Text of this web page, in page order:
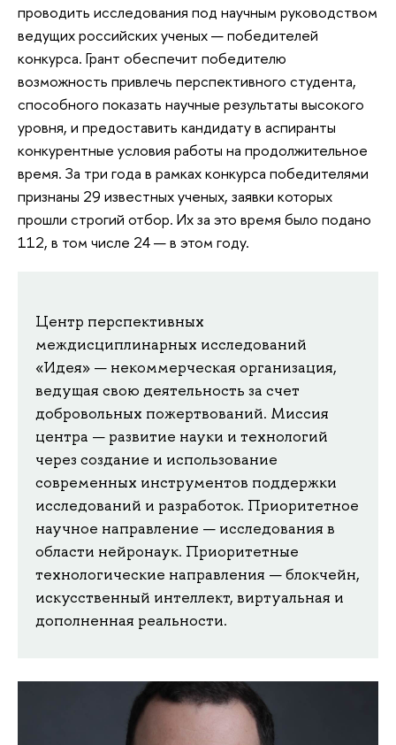
проводить исследования под научным руководством
ведущих российских ученых — победителей
конкурса. Грант обеспечит победителю
возможность привлечь перспективного студента,
способного показать научные результаты высокого
уровня, и предоставить кандидату в аспиранты
конкурентные условия работы на продолжительное
время. За три года в рамках конкурса победителями
признаны 29 известных ученых, заявки которых
прошли строгий отбор. Их за это время было подано
112, в том числе 24 — в этом году.
Центр перспективных
междисциплинарных исследований
«Идея» — некоммерческая организация,
ведущая свою деятельность за счет
добровольных пожертвований. Миссия
центра — развитие науки и технологий
через создание и использование
современных инструментов поддержки
исследований и разработок. Приоритетное
научное направление — исследования в
области нейронаук. Приоритетные
технологические направления — блокчейн,
искусственный интеллект, виртуальная и
дополненная реальности.